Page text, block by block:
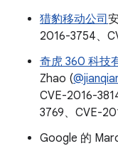
猎豹移动公司
2016-3754、
奇虎 360 科技
Zhao (
CVE-2016-
3769、CVE-
Google 的